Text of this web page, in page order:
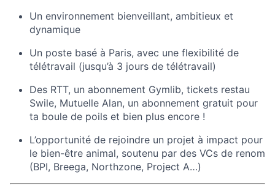
Un environnement bienveillant, ambitieux et
dynamique
Un poste basé à Paris, avec une flexibilité de
télétravail (jusqu’à 3 jours de télétravail)
Des RTT, un abonnement Gymlib, tickets restau
Swile, Mutuelle Alan, un abonnement gratuit pour
ta boule de poils et bien plus encore !
L’opportunité de rejoindre un projet à impact pour
le bien-être animal, soutenu par des VCs de renom
(BPI, Breega, Northzone, Project A…)